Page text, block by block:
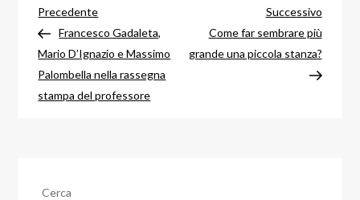
Navigazione
articoli
Articolo
precedente
Precedente
Francesco Gadaleta,
Mario D’Ignazio e Massimo
Palombella nella rassegna
stampa del professore
Successivo
Come far sembrare più
grande una piccola stanza?
Cerca